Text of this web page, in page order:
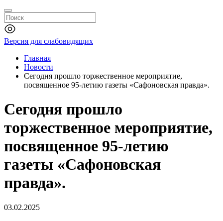
Версия для слабовидящих
Главная
Новости
Сегодня прошло торжественное мероприятие,
посвященное 95-летию газеты «Сафоновская правда».
Сегодня прошло
торжественное мероприятие,
посвященное 95-летию
газеты «Сафоновская
правда».
03.02.2025